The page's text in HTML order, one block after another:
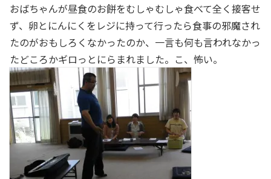
おばちゃんが昼食のお餅をむしゃむしゃ食べて全く接客せ
ず、卵とにんにくをレジに持って行ったら食事の邪魔され
たのがおもしろくなかったのか、一言も何も言われなかっ
たどころかギロっとにらまれました。こ、怖い。